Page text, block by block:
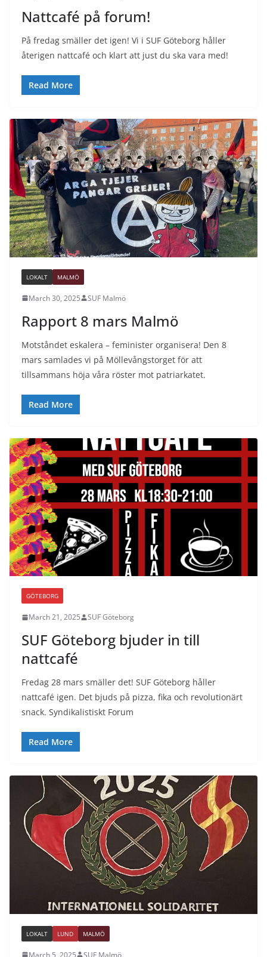
Nattcafé på forum!
På fredag smäller det igen! Vi i SUF Göteborg håller
återigen nattcafé och klart att just du ska vara med!
Read More
LOKALT MALMÖ
March 30, 2025 SUF Malmö
Rapport 8 mars Malmö
Motståndet eskalera – feminister organisera! Den 8
mars samlades vi på Möllevångstorget för att
tillsammans höja våra röster mot patriarkatet.
Read More
GÖTEBORG
March 21, 2025 SUF Göteborg
SUF Göteborg bjuder in till
nattcafé
Fredag 28 mars smäller det! SUF Göteborg håller
nattcafé igen. Det bjuds på pizza, fika och revolutionärt
snack. Syndikalistiskt Forum
Read More
LOKALT LUND MALMÖ
March 5, 2025 SUF Malmö